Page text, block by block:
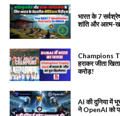
भारत के 7
शांति और आत्म-
Champions
हराकर जीता
करोड़!
AI की दुनिया में
ने OpenAI को